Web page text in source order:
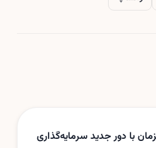
با دور جدید سرمایه‌گذاری